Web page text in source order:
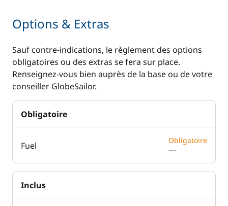
Options & Extras
Sauf contre-indications, le règlement des options
obligatoires ou des extras se fera sur place.
Renseignez-vous bien auprès de la base ou de votre
conseiller GlobeSailor.
Obligatoire
Fuel Obligatoire
—
Inclus